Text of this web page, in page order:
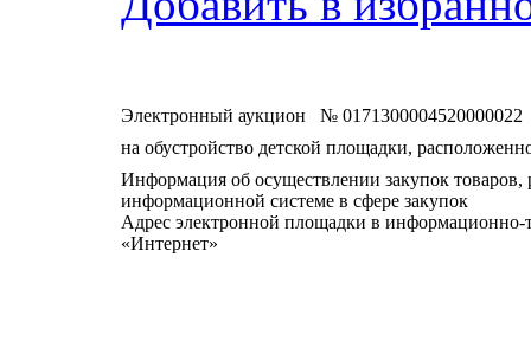
Электронный аукцион № 0171300004520000022
на обустройство детской площадки,
Информация об осуществлении закупок товаров,
информационной системе в сфере закупок
Адрес электронной площадки в информационно-
«Интернет»